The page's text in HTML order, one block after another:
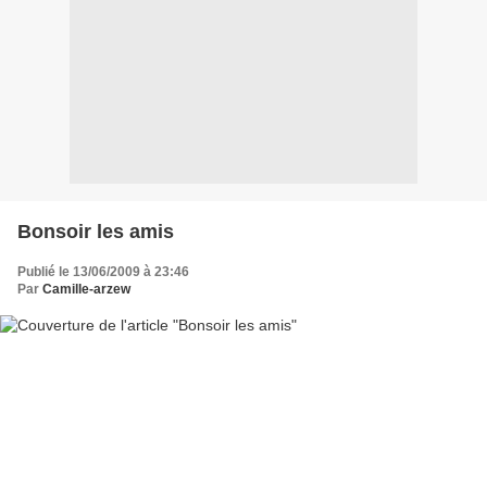
Bonsoir les amis
Publié le 13/06/2009 à 23:46
Par Camille-arzew